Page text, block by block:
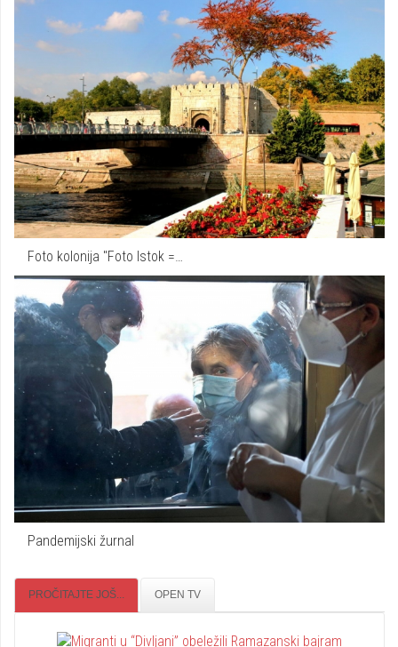
Foto kolonija "Foto Istok =…
Pandemijski žurnal
PROČITAJTE JOŠ... OPEN TV